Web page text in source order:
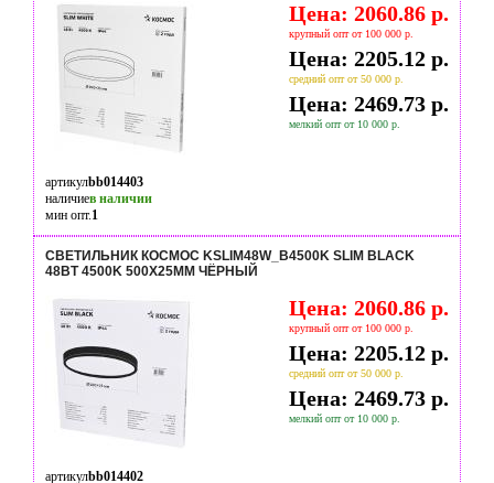
Цена: 2060.86 р.
крупный опт от 100 000 р.
Цена: 2205.12 р.
средний опт от 50 000 р.
Цена: 2469.73 р.
мелкий опт от 10 000 р.
артикулbb014403
наличиев наличии
мин опт.1
СВЕТИЛЬНИК КОСМОС KSLIM48W_B4500K SLIM BLACK
48ВТ 4500K 500Х25ММ ЧЁРНЫЙ
Цена: 2060.86 р.
крупный опт от 100 000 р.
Цена: 2205.12 р.
средний опт от 50 000 р.
Цена: 2469.73 р.
мелкий опт от 10 000 р.
артикулbb014402